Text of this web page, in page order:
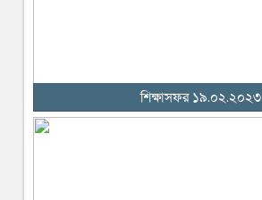
শিক্ষাসফর ১৯.০২.২০২৩